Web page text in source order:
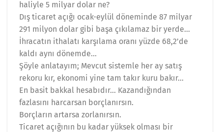
haliyle 5 milyar dolar ne?
Dış ticaret açığı ocak-eylül döneminde 87 milyar
291 milyon dolar gibi başa çıkılamaz bir yerde…
İhracatın ithalatı karşılama oranı yüzde 68,2’de
kaldı aynı dönemde…
Şöyle anlatayım; Mevcut sistemle her ay satış
rekoru kır, ekonomi yine tam takır kuru bakır…
En basit bakkal hesabıdır… Kazandığından
fazlasını harcarsan borçlanırsın.
Borçların artarsa zorlanırsın.
Ticaret açığının bu kadar yüksek olması bir